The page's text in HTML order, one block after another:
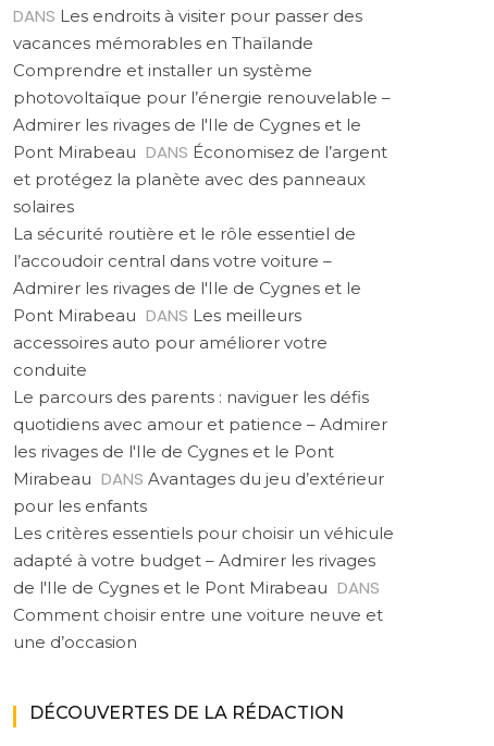
RÉFÉRENCEMENT
Expertise seo en
bretagne : boostez
votre visibilité en ligne
RÉFÉRENCEMENT
Comprendre la
responsabilité : rgpd et
conformité des
DANS Les endroits à visiter pour passer des
vacances mémorables en Thaïlande
Comprendre et installer un système
photovoltaïque pour l’énergie renouvelable –
Admirer les rivages de l'Ile de Cygnes et le
Pont Mirabeau DANS Économisez de l’argent
et protégez la planète avec des panneaux
solaires
La sécurité routière et le rôle essentiel de
l’accoudoir central dans votre voiture –
Admirer les rivages de l'Ile de Cygnes et le
Pont Mirabeau DANS Les meilleurs
accessoires auto pour améliorer votre
conduite
Le parcours des parents : naviguer les défis
quotidiens avec amour et patience – Admirer
les rivages de l'Ile de Cygnes et le Pont
Mirabeau DANS Avantages du jeu d’extérieur
pour les enfants
Les critères essentiels pour choisir un véhicule
adapté à votre budget – Admirer les rivages
de l'Ile de Cygnes et le Pont Mirabeau DANS
Comment choisir entre une voiture neuve et
une d’occasion
DÉCOUVERTES DE LA RÉDACTION